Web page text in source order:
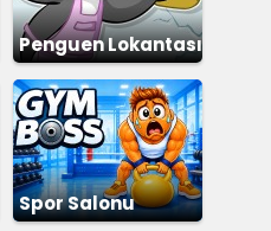
Penguen Lokantası
Spor Salonu